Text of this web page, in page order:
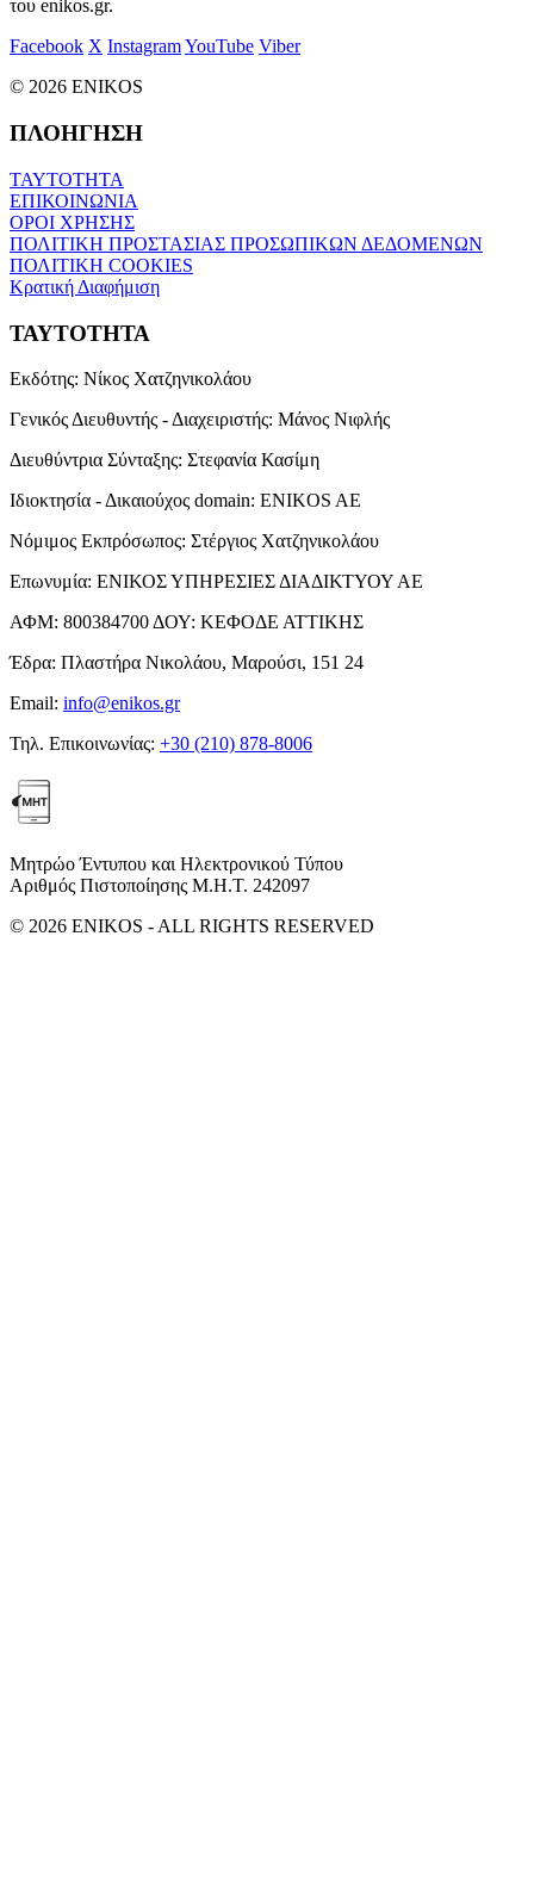
του enikos.gr.
Facebook X InstagramYouTube Viber
© 2026 ENIKOS
ΠΛΟΗΓΗΣΗ
ΤΑΥΤΟΤΗΤΑ
ΕΠΙΚΟΙΝΩΝΙΑ
ΟΡΟΙ ΧΡΗΣΗΣ
ΠΟΛΙΤΙΚΗ ΠΡΟΣΤΑΣΙΑΣ ΠΡΟΣΩΠΙΚΩΝ ΔΕΔΟΜΕΝΩΝ
ΠΟΛΙΤΙΚΗ COOKIES
Κρατική Διαφήμιση
ΤΑΥΤΟΤΗΤΑ
Εκδότης: Νίκος Χατζηνικολάου
Γενικός Διευθυντής - Διαχειριστής: Μάνος Νιφλής
Διευθύντρια Σύνταξης: Στεφανία Κασίμη
Ιδιοκτησία - Δικαιούχος domain: ENIKOS AE
Νόμιμος Εκπρόσωπος: Στέργιος Χατζηνικολάου
Επωνυμία: ΕΝΙΚΟΣ ΥΠΗΡΕΣΙΕΣ ΔΙΑΔΙΚΤΥΟΥ ΑΕ
ΑΦΜ: 800384700 ΔΟΥ: ΚΕΦΟΔΕ ΑΤΤΙΚΗΣ
Έδρα: Πλαστήρα Νικολάου, Μαρούσι, 151 24
Email: info@enikos.gr
Τηλ. Επικοινωνίας: +30 (210) 878-8006
Μητρώο Έντυπου και Ηλεκτρονικού Τύπου
Αριθμός Πιστοποίησης Μ.Η.Τ. 242097
© 2026 ENIKOS - ALL RIGHTS RESERVED